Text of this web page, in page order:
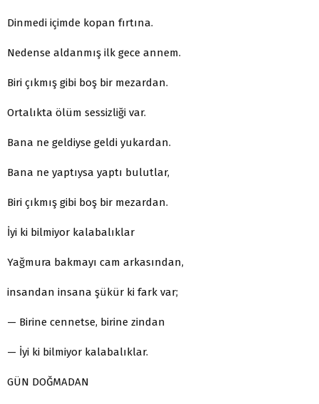
Dinmedi içimde kopan fırtına.
Nedense aldanmış ilk gece annem.
Biri çıkmış gibi boş bir mezardan.
Ortalıkta ölüm sessizliği var.
Bana ne geldiyse geldi yukardan.
Bana ne yaptıysa yaptı bulutlar,
Biri çıkmış gibi boş bir mezardan.
İyi ki bilmiyor kalabalıklar
Yağmura bakmayı cam arkasından,
insandan insana şükür ki fark var;
— Birine cennetse, birine zindan
— İyi ki bilmiyor kalabalıklar.
GÜN DOĞMADAN